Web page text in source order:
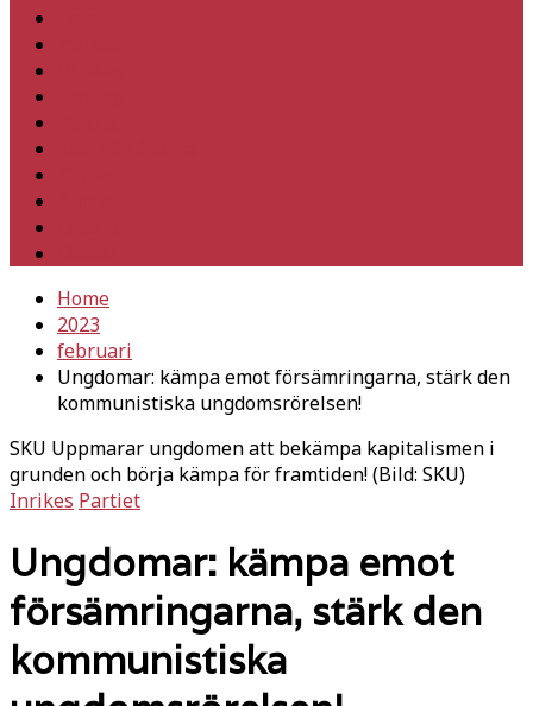
Home
2023
februari
Ungdomar: kämpa emot försämringarna, stärk den
kommunistiska ungdomsrörelsen!
SKU Uppmarar ungdomen att bekämpa kapitalismen i
grunden och börja kämpa för framtiden! (Bild: SKU)
Inrikes Partiet
Ungdomar: kämpa emot
försämringarna, stärk den
kommunistiska